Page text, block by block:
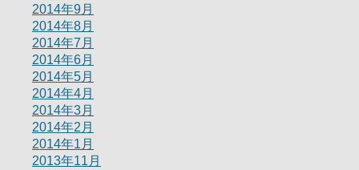
2014年9月
2014年8月
2014年7月
2014年6月
2014年5月
2014年4月
2014年3月
2014年2月
2014年1月
2013年11月